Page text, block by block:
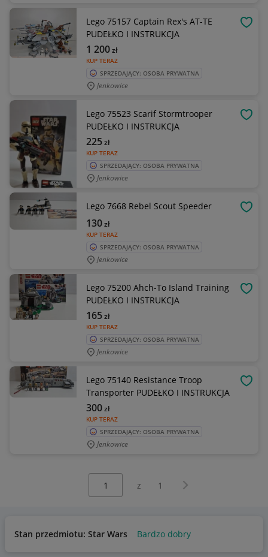
Lego 75157 Captain Rex's AT-TE
PUDEŁKO I INSTRUKCJA
KUP TERAZ
1 200zł
SPRZEDAJĄCY: OSOBA PRYWATNA
Jenkowice
Lego 75523 Scarif Stormtrooper
PUDEŁKO I INSTRUKCJA
KUP TERAZ
225zł
SPRZEDAJĄCY: OSOBA PRYWATNA
Jenkowice
Lego 7668 Rebel Scout Speeder
KUP TERAZ
130zł
SPRZEDAJĄCY: OSOBA PRYWATNA
Jenkowice
Lego 75200 Ahch-To Island Training
PUDEŁKO I INSTRUKCJA
KUP TERAZ
165zł
SPRZEDAJĄCY: OSOBA PRYWATNA
Jenkowice
Lego 75140 Resistance Troop
Transporter PUDEŁKO I INSTRUKCJA
KUP TERAZ
300zł
SPRZEDAJĄCY: OSOBA PRYWATNA
Jenkowice
z 1 Następna strona
Stan przedmiotu: Star Wars Bardzo dobry